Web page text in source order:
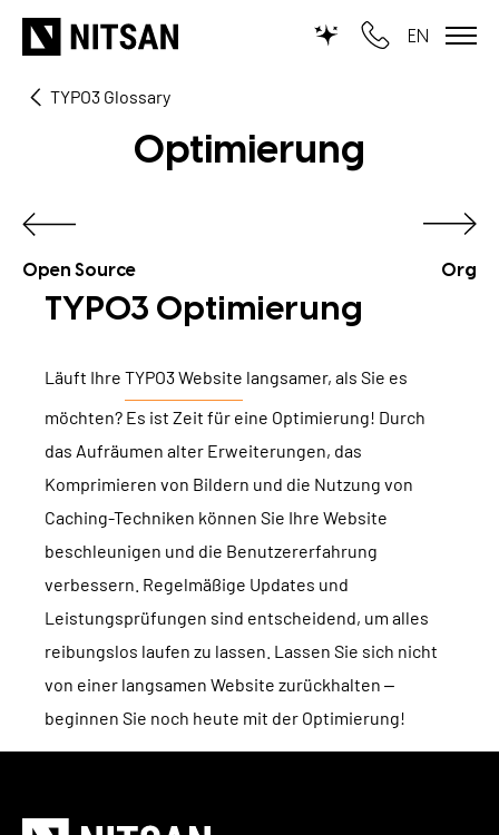
EN
WIR MACHEN TYPO3...
für öffentliche Einrichtungen
LEISTUNGEN
TYPO3 Upgrade Service
TYPO3 Barrierefreiheit
TYPO3 Barrierefreiheit Testen
TYPO3 Freelancer
REFERENZEN
UNSERE PREISE
WIR SIND NITSAN
Über uns
Zusammenarbeit
Jobs
T3PLANET
TYPO3 Templates
TYPO3 Extensions
TYPO3 Glossary
Optimierung
Open Source Org
TYPO3 Optimierung
Läuft Ihre TYPO3 Website langsamer, als Sie es
möchten? Es ist Zeit für eine Optimierung! Durch
das Aufräumen alter Erweiterungen, das
Komprimieren von Bildern und die Nutzung von
Caching-Techniken können Sie Ihre Website
beschleunigen und die Benutzererfahrung
verbessern. Regelmäßige Updates und
Leistungsprüfungen sind entscheidend, um alles
reibungslos laufen zu lassen. Lassen Sie sich nicht
von einer langsamen Website zurückhalten –
beginnen Sie noch heute mit der Optimierung!